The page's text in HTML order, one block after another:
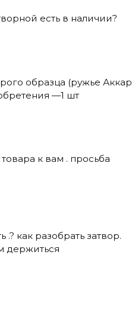
есть в наличии?
образца (ружье Аккар
—1 шт
к вам . просьба
.? как разобрать затвор.
держиться